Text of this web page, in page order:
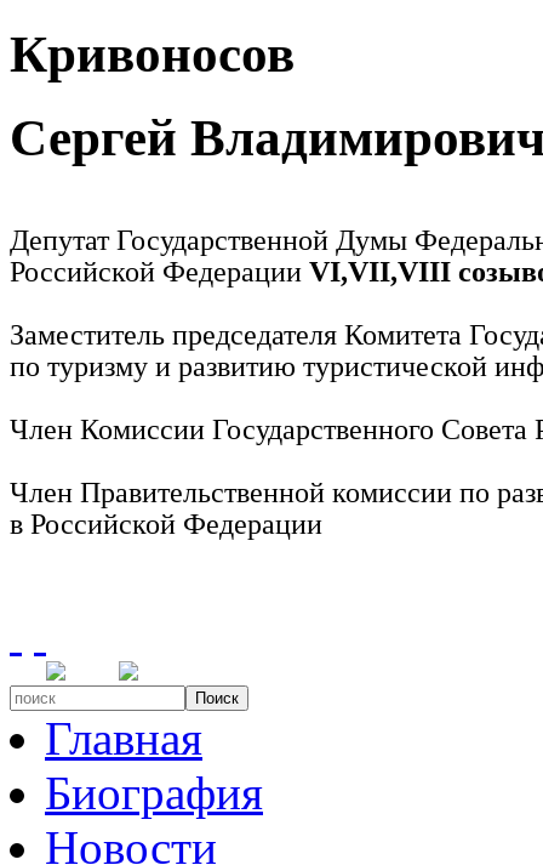
Кривоносов
Сергей
Депутат Государственной Думы
Российской Федерации VI,VII,VIII
Заместитель председателя Комитета
по туризму и развитию туристической
Член Комиссии Государственного
Член Правительственной комиссии по
в Российской Федерации
Поиск
Главная
Биография
Новости